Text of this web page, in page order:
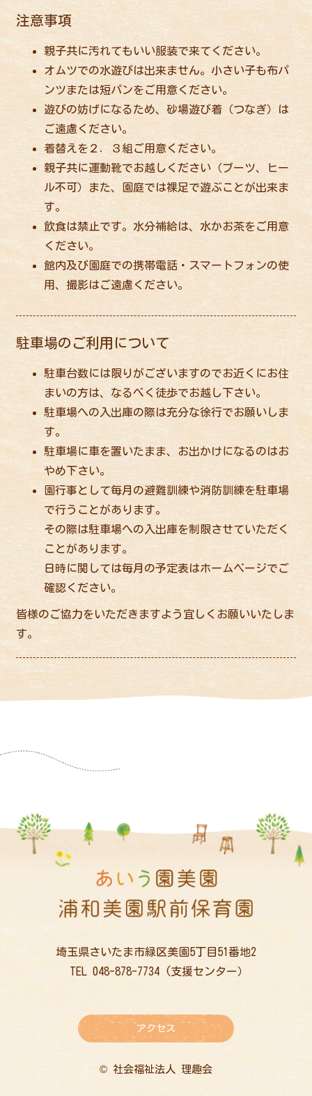
注意事項
親子共に汚れてもいい服装で来てください。
オムツでの水遊びは出来ません。小さい子も布パ
ンツまたは短パンをご用意ください。
遊びの妨げになるため、砂場遊び着（つなぎ）は
ご遠慮ください。
着替えを２．３組ご用意ください。
親子共に運動靴でお越しください（ブーツ、ヒー
ル不可）また、園庭では裸足で遊ぶことが出来ま
す。
飲食は禁止です。水分補給は、水かお茶をご用意
ください。
館内及び園庭での携帯電話・スマートフォンの使
用、撮影はご遠慮ください。
駐車場のご利用について
駐車台数には限りがございますのでお近くにお住
まいの方は、なるべく徒歩でお越し下さい。
駐車場への入出庫の際は充分な徐行でお願いしま
す。
駐車場に車を置いたまま、お出かけになるのはお
やめ下さい。
園行事として毎月の避難訓練や消防訓練を駐車場
で行うことがあります。
その際は駐車場への入出庫を制限させていただく
ことがあります。
日時に関しては毎月の予定表はホームページでご
確認ください。
皆様のご協力をいただきますよう宜しくお願いいたしま
す。
埼玉県さいたま市緑区美園5丁目51番地2
TEL 048-878-7734 (支援センター）
アクセス
© 社会福祉法人 理趣会